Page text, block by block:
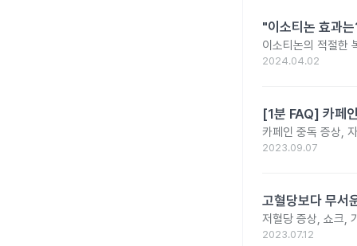
"이소티논 효과
이소티논의 적절한
2024.04.02
[1분 FAQ] 카페
카페인 중독 증상,
2023.09.07
고혈당보다 무서
저혈당 증상, 쇼크,
2023.07.12